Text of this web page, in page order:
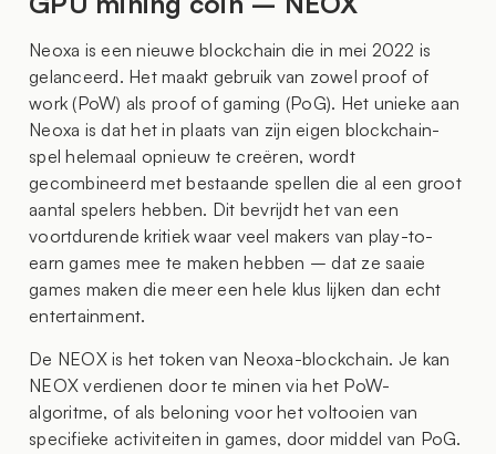
Neoxa is een nieuwe blockchain die in mei 2022 is
gelanceerd. Het maakt gebruik van zowel proof of
work (PoW) als proof of gaming (PoG). Het unieke aan
Neoxa is dat het in plaats van zijn eigen blockchain-
spel helemaal opnieuw te creëren, wordt
gecombineerd met bestaande spellen die al een groot
aantal spelers hebben. Dit bevrijdt het van een
voortdurende kritiek waar veel makers van play-to-
earn games mee te maken hebben – dat ze saaie
games maken die meer een hele klus lijken dan echt
entertainment.
De NEOX is het token van Neoxa-blockchain. Je kan
NEOX verdienen door te minen via het PoW-
algoritme, of als beloning voor het voltooien van
specifieke activiteiten in games, door middel van PoG.